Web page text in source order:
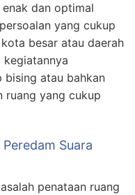
dan optimal
yang cukup
besar atau daerah
kegiatannya
bising atau bahkan
ruang yang cukup
Suara
penataan ruang